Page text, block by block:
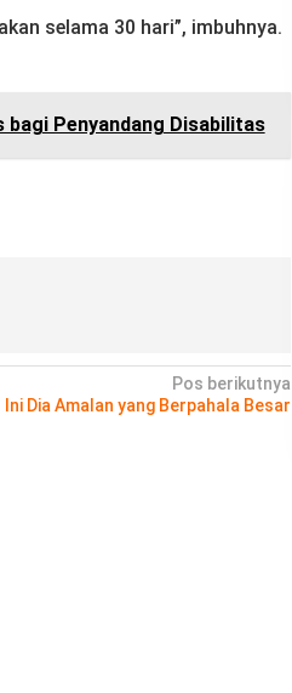
selama 30 hari”, imbuhnya.
bagi Penyandang Disabilitas
Pos berikutnya
Ini Dia Amalan yang Berpahala Besar